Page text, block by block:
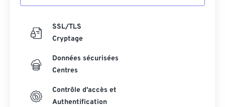
SSL/TLS
Cryptage
Données sécurisées
Centres
Contrôle d'accès et
Authentification